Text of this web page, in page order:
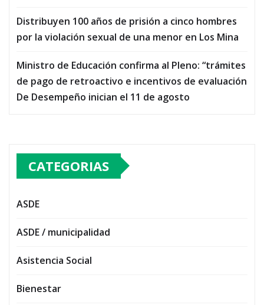
Distribuyen 100 años de prisión a cinco hombres
por la violación sexual de una menor en Los Mina
Ministro de Educación confirma al Pleno: “trámites
de pago de retroactivo e incentivos de evaluación
De Desempeño inician el 11 de agosto
CATEGORIAS
ASDE
ASDE / municipalidad
Asistencia Social
Bienestar